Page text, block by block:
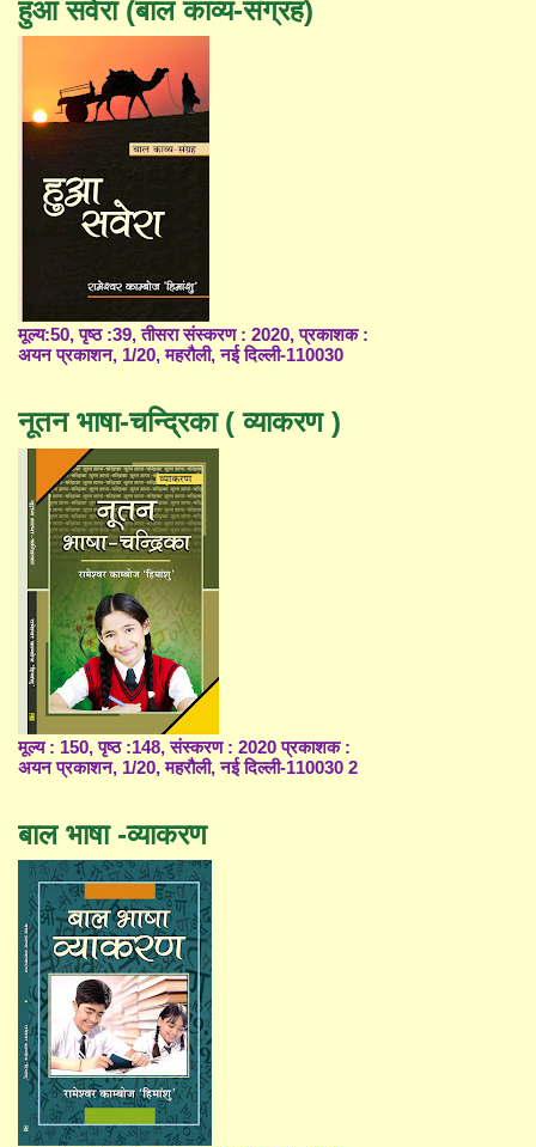
हुआ सवेरा (बाल काव्य-संग्रह)
मूल्य:50, पृष्ठ :39, तीसरा संस्करण : 2020, प्रकाशक :
अयन प्रकाशन, 1/20, महरौली, नई दिल्ली-110030
नूतन भाषा-चन्द्रिका ( व्याकरण )
मूल्य : 150, पृष्ठ :148, संस्करण : 2020 प्रकाशक :
अयन प्रकाशन, 1/20, महरौली, नई दिल्ली-110030 2
बाल भाषा -व्याकरण